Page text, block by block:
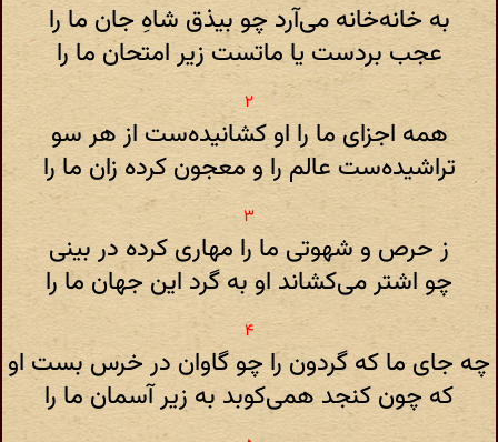
به خانه‌خانه می‌آرد چو بیذق شاهِ جان ما را
عجب بردست یا ماتست زیر امتحان ما را
همه اجزای ما را او کشانیده‌ست از هر سو
تراشیده‌ست عالم را و معجون کرده زان ما را
ز حرص و شهوتی ما را مهاری کرده در بینی
چو اشتر می‌کشاند او به گرد این جهان ما را
چه جای ما که گردون را چو گاوان در خرس بست او
که چون کنجد همی‌کوبد به زیر آسمان ما را